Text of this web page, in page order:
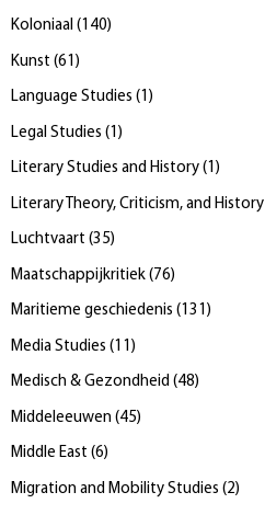
Koloniaal (140)
Kunst (61 )
Language Studies (1 )
Legal Studies (1 )
Literary Studies and History (1 )
Literary Theory, Criticism, and History
Luchtvaart (35)
Maatschappijkritiek (76)
Maritieme geschiedenis (131 )
Media Studies (11 )
Medisch & Gezondheid (48)
Middeleeuwen (45)
Middle East (6)
Migration and Mobility Studies (2)